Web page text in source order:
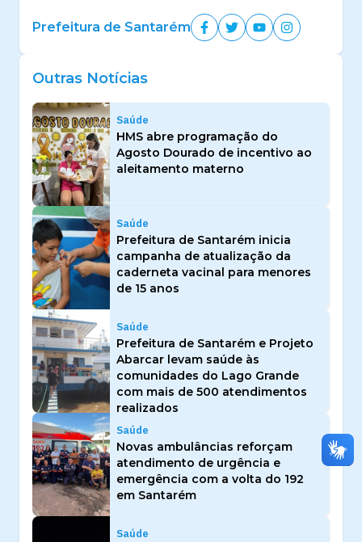
Prefeitura de Santarém
Outras Notícias
Saúde
HMS abre programação do
Agosto Dourado de incentivo ao
aleitamento materno
Saúde
Prefeitura de Santarém inicia
campanha de atualização da
caderneta vacinal para menores
de 15 anos
Saúde
Prefeitura de Santarém e Projeto
Abarcar levam saúde às
comunidades do Lago Grande
com mais de 500 atendimentos
realizados
Saúde
Novas ambulâncias reforçam
atendimento de urgência e
emergência com a volta do 192
em Santarém
Saúde